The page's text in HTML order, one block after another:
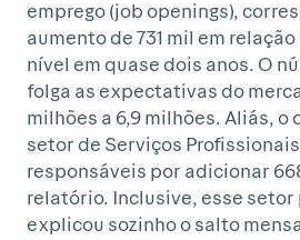
emprego (job openings),
aumento de 731 mil em
nível em quase dois anos. O
folga as expectativas do
milhões a 6,9 milhões. Aliás, o
setor de Serviços
responsáveis por adicionar
relatório. Inclusive, esse
explicou sozinho o salto